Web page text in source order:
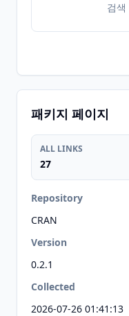
검
패키지 페이지
ALL LINKS
27
Repository
CRAN
Version
0.2.1
Collected
2026-07-26 01:41:13